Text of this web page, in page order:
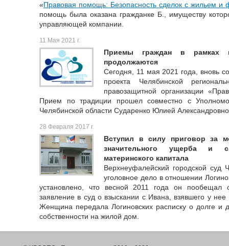
«Правовая помощь: Безопасность сделок с жильем и
помощь была оказана гражданке Б., имуществу
управляющей компании.
11 Мая 2021 г.
Приемы граждан в рамках
продолжаются
Сегодня, 11 мая 2021 года, вновь
проекта Челябинской
правозащитной организации
Прием по традиции прошел совместно с
Челябинской области Сударенко Юлией
28 Февраля 2017 г.
Вступил в силу приговор за
значительного ущерба и с
материнского капитала
Верхнеуфалейский городской суд
уголовное дело в отношении
установлено, что весной 2011 года он пообещал
заявление в суд о взыскании с Ивана, взявшего у
Женщина передала Логиновских расписку о долге и
собственности на жилой дом.